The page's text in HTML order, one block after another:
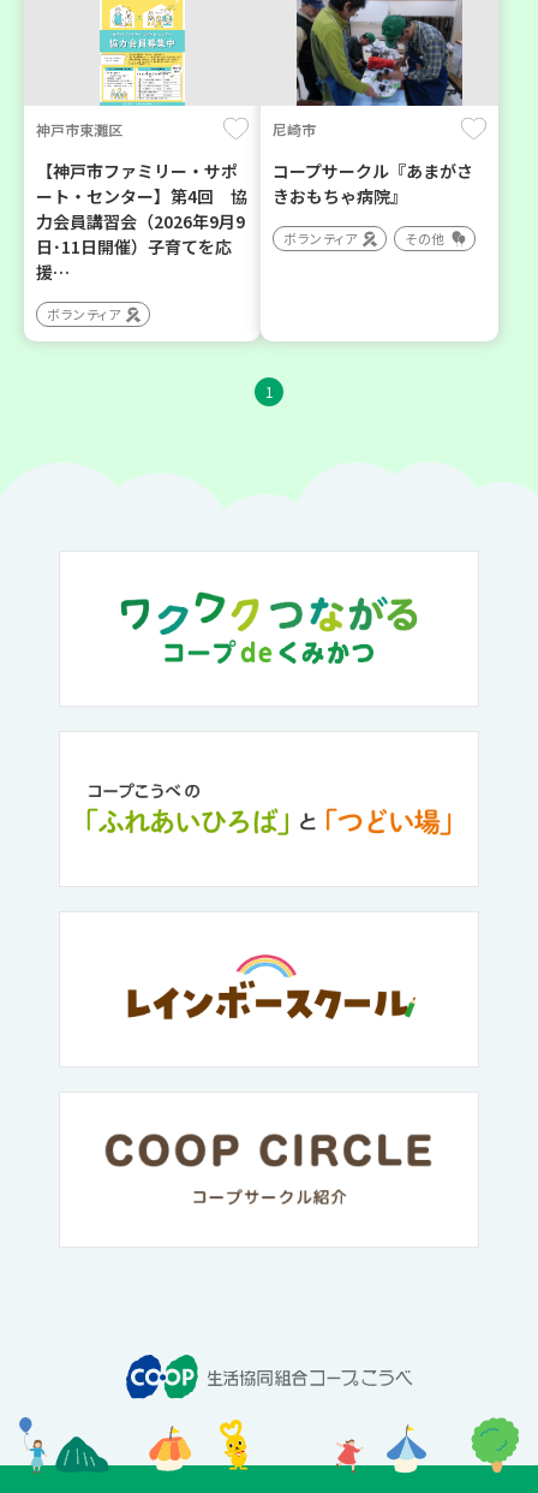
神戸市東灘区
【神戸市ファミリー・サポ
ート・センター】第4回 協
力会員講習会（2026年9月9
日･11日開催）子育てを応
援…
ボランティア
尼崎市
コープサークル『あまがさ
きおもちゃ病院』
ボランティア その他
1